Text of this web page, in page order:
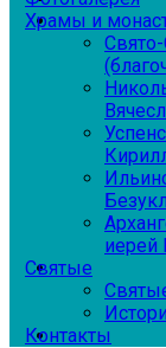
Храмы и
иерей
Святые
Контакты